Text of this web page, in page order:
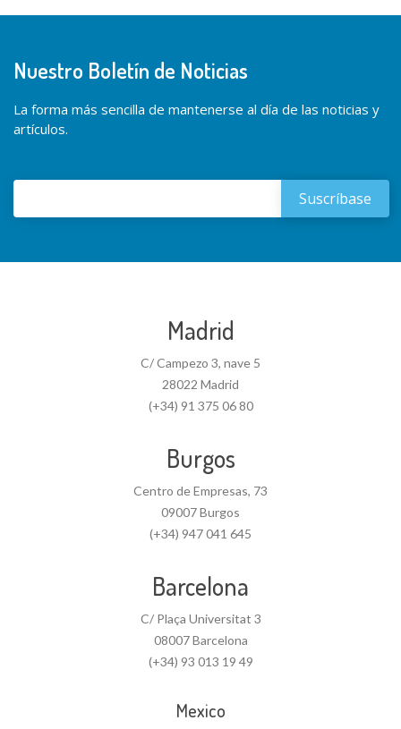
Nuestro Boletín de Noticias
La forma más sencilla de mantenerse al día de las noticias y
artículos.
Madrid
C/ Campezo 3, nave 5
28022 Madrid
(+34) 91 375 06 80
Burgos
Centro de Empresas, 73
09007 Burgos
(+34) 947 041 645
Barcelona
C/ Plaça Universitat 3
08007 Barcelona
(+34) 93 013 19 49
Mexico